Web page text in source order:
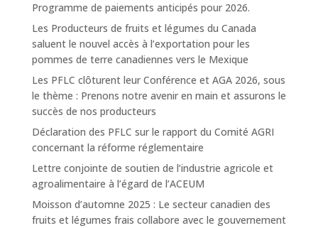
Programme de paiements anticipés pour 2026.
Les Producteurs de fruits et légumes du Canada
saluent le nouvel accès à l’exportation pour les
pommes de terre canadiennes vers le Mexique
Les PFLC clôturent leur Conférence et AGA 2026, sous
le thème : Prenons notre avenir en main et assurons le
succès de nos producteurs
Déclaration des PFLC sur le rapport du Comité AGRI
concernant la réforme réglementaire
Lettre conjointe de soutien de l’industrie agricole et
agroalimentaire à l’égard de l’ACEUM
Moisson d’automne 2025 : Le secteur canadien des
fruits et légumes frais collabore avec le gouvernement